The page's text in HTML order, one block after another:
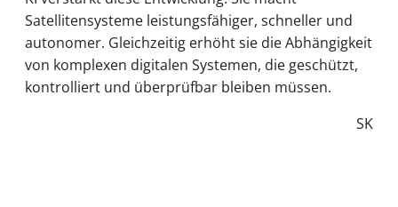
Satellitensysteme leistungsfähiger, schneller und
autonomer. Gleichzeitig erhöht sie die Abhängigkeit
von komplexen digitalen Systemen, die geschützt,
kontrolliert und überprüfbar bleiben müssen.
SK